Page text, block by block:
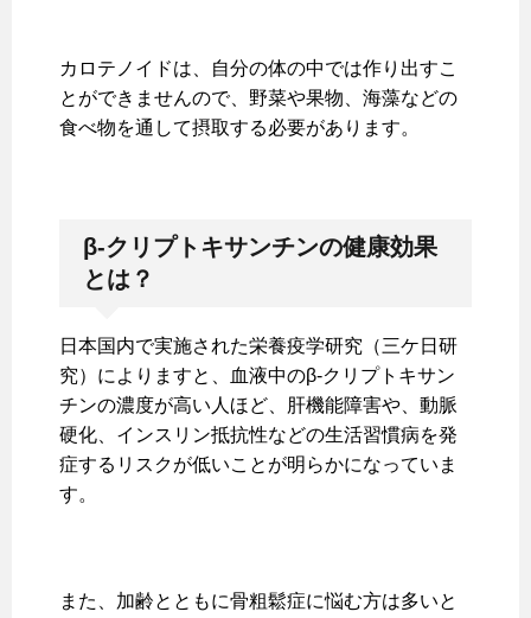
カロテノイドは、自分の体の中では作り出すこ
とができませんので、野菜や果物、海藻などの
食べ物を通して摂取する必要があります。
β-クリプトキサンチンの健康効果
とは？
日本国内で実施された栄養疫学研究（三ケ日研
究）によりますと、血液中のβ-クリプトキサン
チンの濃度が高い人ほど、肝機能障害や、動脈
硬化、インスリン抵抗性などの生活習慣病を発
症するリスクが低いことが明らかになっていま
す。
また、加齢とともに骨粗鬆症に悩む方は多いと